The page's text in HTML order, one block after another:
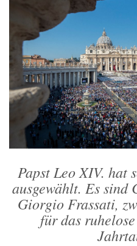
Papst Leo XIV. hat
ausgewählt. Es
Giorgio Frassati,
für das